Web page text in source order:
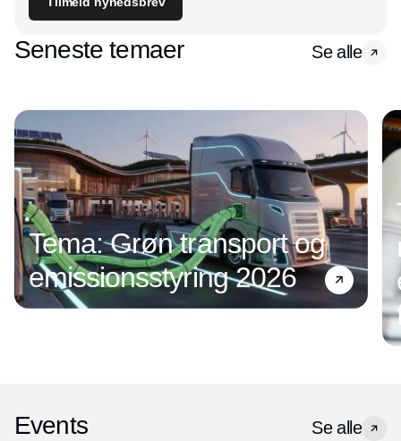
Seneste temaer Se alle
Tema: Grøn transport og
emissionsstyring 2026
Events Se alle